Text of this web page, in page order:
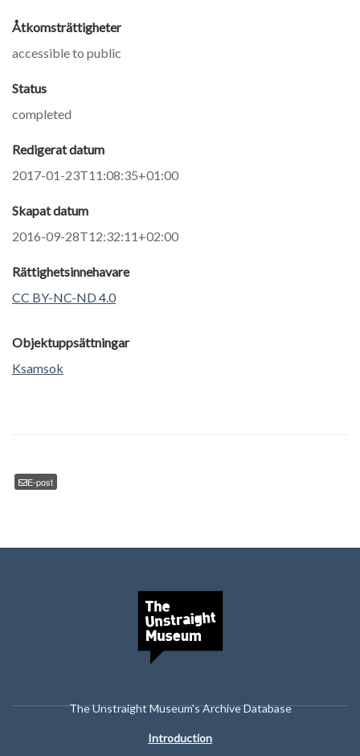
Åtkomsträttigheter
accessible to public
Status
completed
Redigerat datum
2017-01-23T11:08:35+01:00
Skapat datum
2016-09-28T12:32:11+02:00
Rättighetsinnehavare
CC BY-NC-ND 4.0
Objektuppsättningar
Ksamsok
E-post
The Unstraight Museum's Archive Database
Introduction